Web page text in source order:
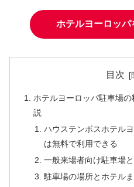
ホテルヨーロッパ
目次
ホテルヨーロッパ駐車場
説
ハウステンボスホテル
は無料で利用できる
一般来場者向け駐車場
駐車場の場所とホテル